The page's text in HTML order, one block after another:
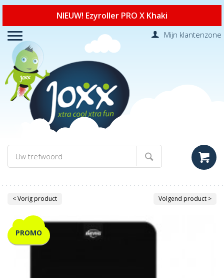
NIEUW! Ezyroller PRO X Khaki
Mijn klantenzone
< Vorig product Volgend product >
PROMO